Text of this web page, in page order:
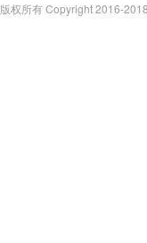
版权所有 Copyright 2016-